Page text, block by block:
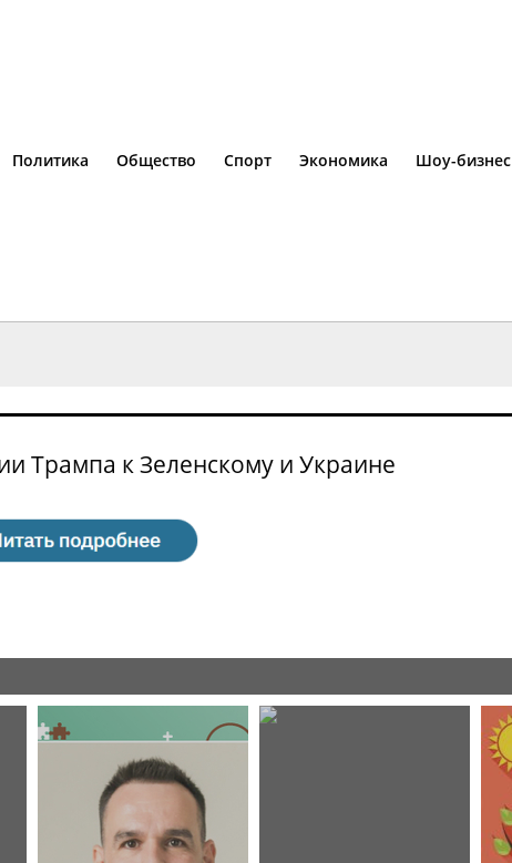
Политика Общество Спорт Экономика Шоу-бизнес
Трампа к Зеленскому и Украине